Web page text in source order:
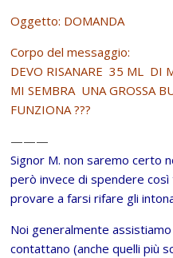
Oggetto: DOMANDA
Corpo del messaggio:
DEVO RISANARE 35 ML DI
MI SEMBRA UNA GROSSA
FUNZIONA ???
———
Signor M. non saremo certo
però invece di spendere
provare a farsi rifare gli
Noi generalmente
contattano (anche quelli più